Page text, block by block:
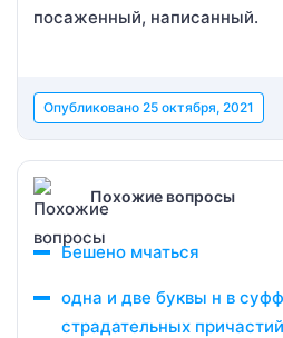
посаженный, написанный.
Опубликовано 25 октября, 2021
Похожие вопросы
Бешено мчаться
одна и две буквы н в
страдательных